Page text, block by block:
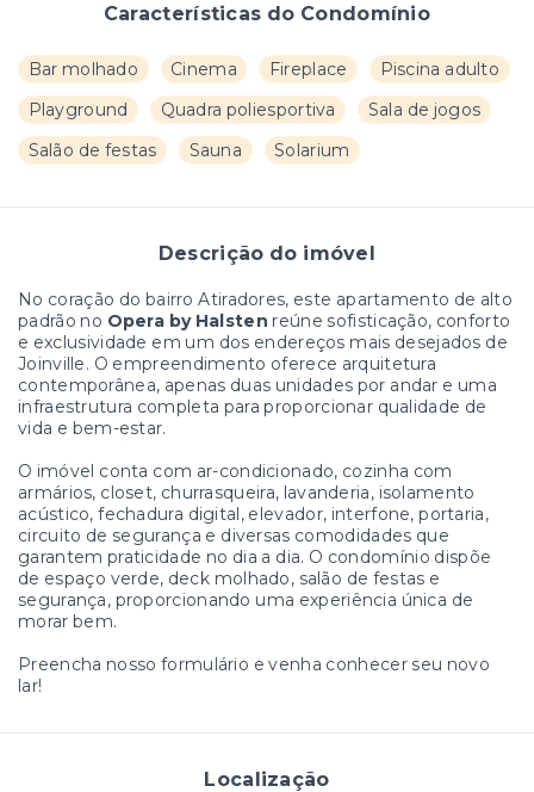
Características do Condomínio
Bar molhado Cinema Fireplace
Piscina adulto
Playground
Quadra poliesportiva
Sala de jogos
Salão de festas
Sauna Solarium
Descrição do imóvel
No coração do bairro Atiradores, este apartamento de alto
padrão no Opera by Halsten reúne sofisticação, conforto
e exclusividade em um dos endereços mais desejados de
Joinville. O empreendimento oferece arquitetura
contemporânea, apenas duas unidades por andar e uma
infraestrutura completa para proporcionar qualidade de
vida e bem-estar.
O imóvel conta com ar-condicionado, cozinha com
armários, closet, churrasqueira, lavanderia, isolamento
acústico, fechadura digital, elevador, interfone, portaria,
circuito de segurança e diversas comodidades que
garantem praticidade no dia a dia. O condomínio dispõe
de espaço verde, deck molhado, salão de festas e
segurança, proporcionando uma experiência única de
morar bem.
Preencha nosso formulário e venha conhecer seu novo
lar!
Localização